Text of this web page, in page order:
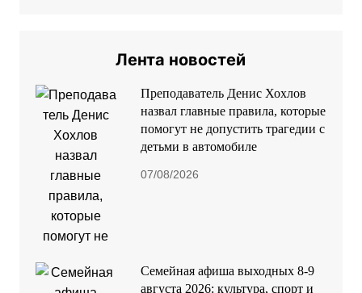
Лента новостей
Преподаватель Денис Хохлов
назвал главные правила, которые
помогут не допустить трагедии с
детьми в автомобиле
07/08/2026
Семейная афиша выходных 8-9
августа 2026: культура, спорт и